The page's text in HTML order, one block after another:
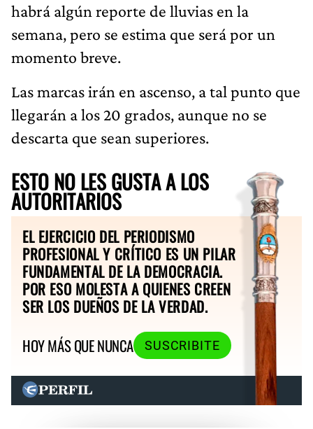
habrá algún reporte de lluvias en la
semana, pero se estima que será por un
momento breve.
Las marcas irán en ascenso, a tal punto que
llegarán a los 20 grados, aunque no se
descarta que sean superiores.
ESTO NO LES GUSTA A LOS
AUTORITARIOS
EL EJERCICIO DEL PERIODISMO
PROFESIONAL Y CRÍTICO ES UN PILAR
FUNDAMENTAL DE LA DEMOCRACIA.
POR ESO MOLESTA A QUIENES CREEN
SER LOS DUEÑOS DE LA VERDAD.
HOY MÁS QUE NUNCA
SUSCRIBITE